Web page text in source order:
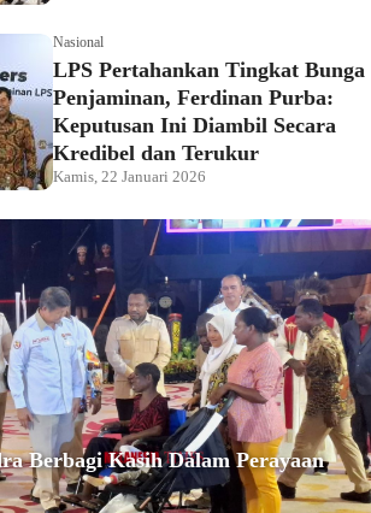
Nasional
LPS Pertahankan Tingkat Bunga
Penjaminan, Ferdinan Purba:
Keputusan Ini Diambil Secara
Kredibel dan Terukur
Kamis, 22 Januari 2026
Berbagi Kasih Dalam Perayaan